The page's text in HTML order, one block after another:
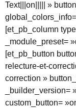
Text|||on||||| »
[et_pb_column
_module_preset=
[et_pb_button
relecture-et-
correction »
_builder_version=
custom_button=